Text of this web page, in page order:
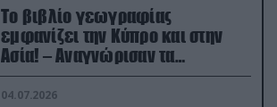
Το βιβλίο γεωγραφίας
εμφανίζει την Κύπρο και στην
Ασία! – Αναγνώρισαν τα
κατεχόμενα; (φωτο)
04.07.2026